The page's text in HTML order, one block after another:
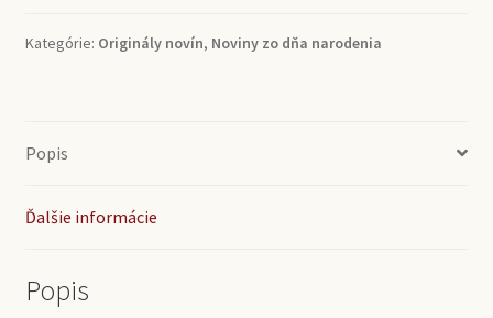
SK)
Kategórie: Originály novín, Noviny zo dňa narodenia
Popis
Ďalšie informácie
Popis